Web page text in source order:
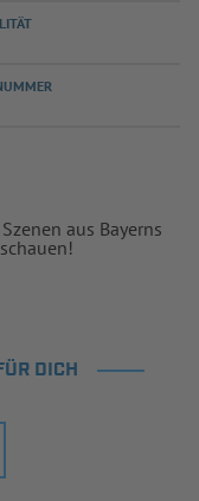
aus Bayerns
DICH